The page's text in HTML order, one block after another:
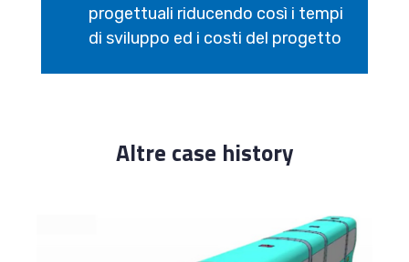
progettuali riducendo così i tempi
di sviluppo ed i costi del progetto
Altre case history